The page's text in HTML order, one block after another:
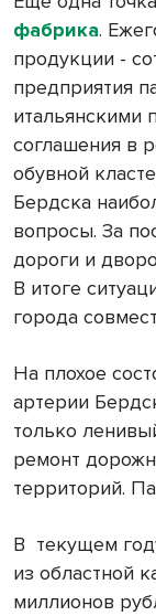
фабрика.
продукции -
предприятия
итальянскими
соглашения в
обувной
Бердска
вопросы. За
дороги и
В итоге
города
На плохое
артерии
только
ремонт
территорий.
В текущем
из областной
миллионов